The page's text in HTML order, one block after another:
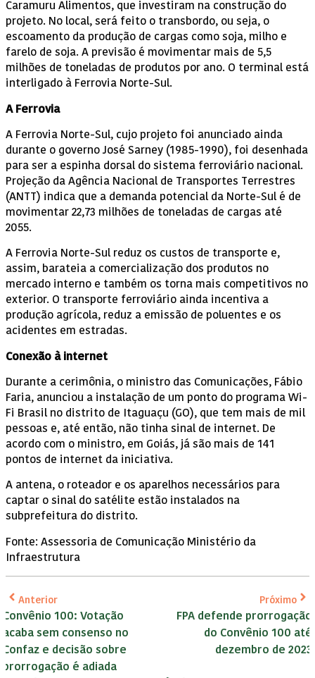
Caramuru Alimentos, que investiram na construção do
projeto. No local, será feito o transbordo, ou seja, o
escoamento da produção de cargas como soja, milho e
farelo de soja. A previsão é movimentar mais de 5,5
milhões de toneladas de produtos por ano. O terminal está
interligado à Ferrovia Norte-Sul.
A Ferrovia
A Ferrovia Norte-Sul, cujo projeto foi anunciado ainda
durante o governo José Sarney (1985-1990), foi desenhada
para ser a espinha dorsal do sistema ferroviário nacional.
Projeção da Agência Nacional de Transportes Terrestres
(ANTT) indica que a demanda potencial da Norte-Sul é de
movimentar 22,73 milhões de toneladas de cargas até
2055.
A Ferrovia Norte-Sul reduz os custos de transporte e,
assim, barateia a comercialização dos produtos no
mercado interno e também os torna mais competitivos no
exterior. O transporte ferroviário ainda incentiva a
produção agrícola, reduz a emissão de poluentes e os
acidentes em estradas.
Conexão à internet
Durante a cerimônia, o ministro das Comunicações, Fábio
Faria, anunciou a instalação de um ponto do programa Wi-
Fi Brasil no distrito de Itaguaçu (GO), que tem mais de mil
pessoas e, até então, não tinha sinal de internet. De
acordo com o ministro, em Goiás, já são mais de 141
pontos de internet da iniciativa.
A antena, o roteador e os aparelhos necessários para
captar o sinal do satélite estão instalados na
subprefeitura do distrito.
Fonte: Assessoria de Comunicação Ministério da
Infraestrutura
Anterior
Convênio 100: Votação
acaba sem consenso no
Confaz e decisão sobre
prorrogação é adiada
Próximo
FPA defende prorrogação
do Convênio 100 até
dezembro de 2023